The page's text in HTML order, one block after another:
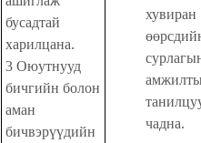
бусадтай
харилцана.
3 Оюутнууд
бичгийн болон
аман
бичвэрүүдийн
хувиран
чадна.